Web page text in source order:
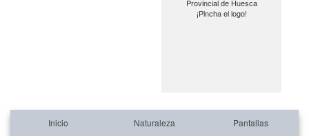
Provincial de Huesca
¡Pincha el logo!
Inicio Naturaleza Pantallas